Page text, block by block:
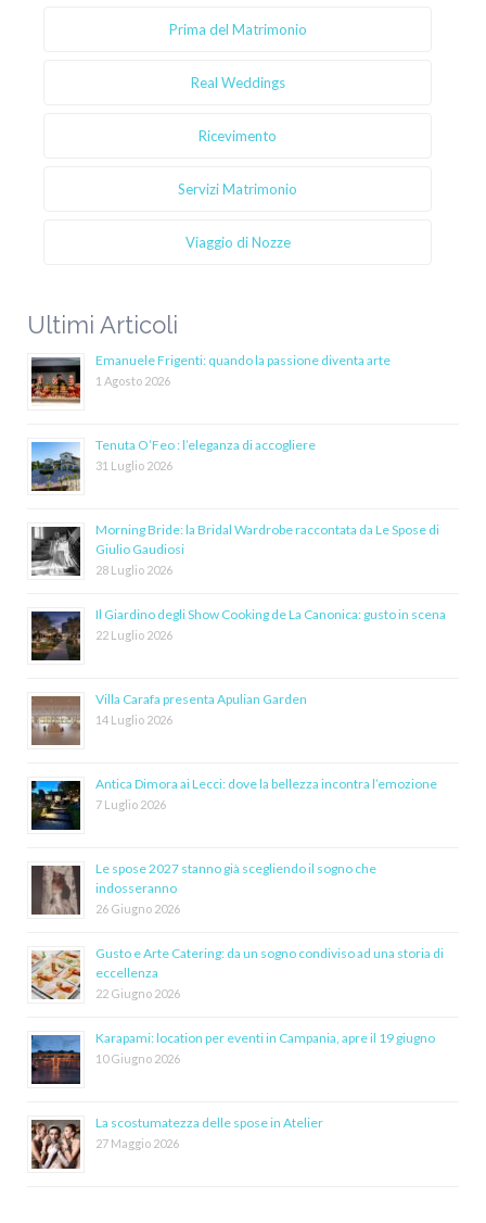
Prima del Matrimonio
Real Weddings
Ricevimento
Servizi Matrimonio
Viaggio di Nozze
Ultimi Articoli
Emanuele Frigenti: quando la passione diventa arte
1 Agosto 2026
Tenuta O’Feo : l’eleganza di accogliere
31 Luglio 2026
Morning Bride: la Bridal Wardrobe raccontata da Le Spose di
Giulio Gaudiosi
28 Luglio 2026
Il Giardino degli Show Cooking de La Canonica: gusto in scena
22 Luglio 2026
Villa Carafa presenta Apulian Garden
14 Luglio 2026
Antica Dimora ai Lecci: dove la bellezza incontra l’emozione
7 Luglio 2026
Le spose 2027 stanno già scegliendo il sogno che
indosseranno
26 Giugno 2026
Gusto e Arte Catering: da un sogno condiviso ad una storia di
eccellenza
22 Giugno 2026
Karapami: location per eventi in Campania, apre il 19 giugno
10 Giugno 2026
La scostumatezza delle spose in Atelier
27 Maggio 2026